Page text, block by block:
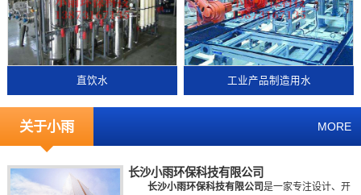
直饮水 工业产品制造用水
关于小雨 MORE
长沙小雨环保科技有限公司
长沙小雨环保科技有限公司是一家专注设计、开